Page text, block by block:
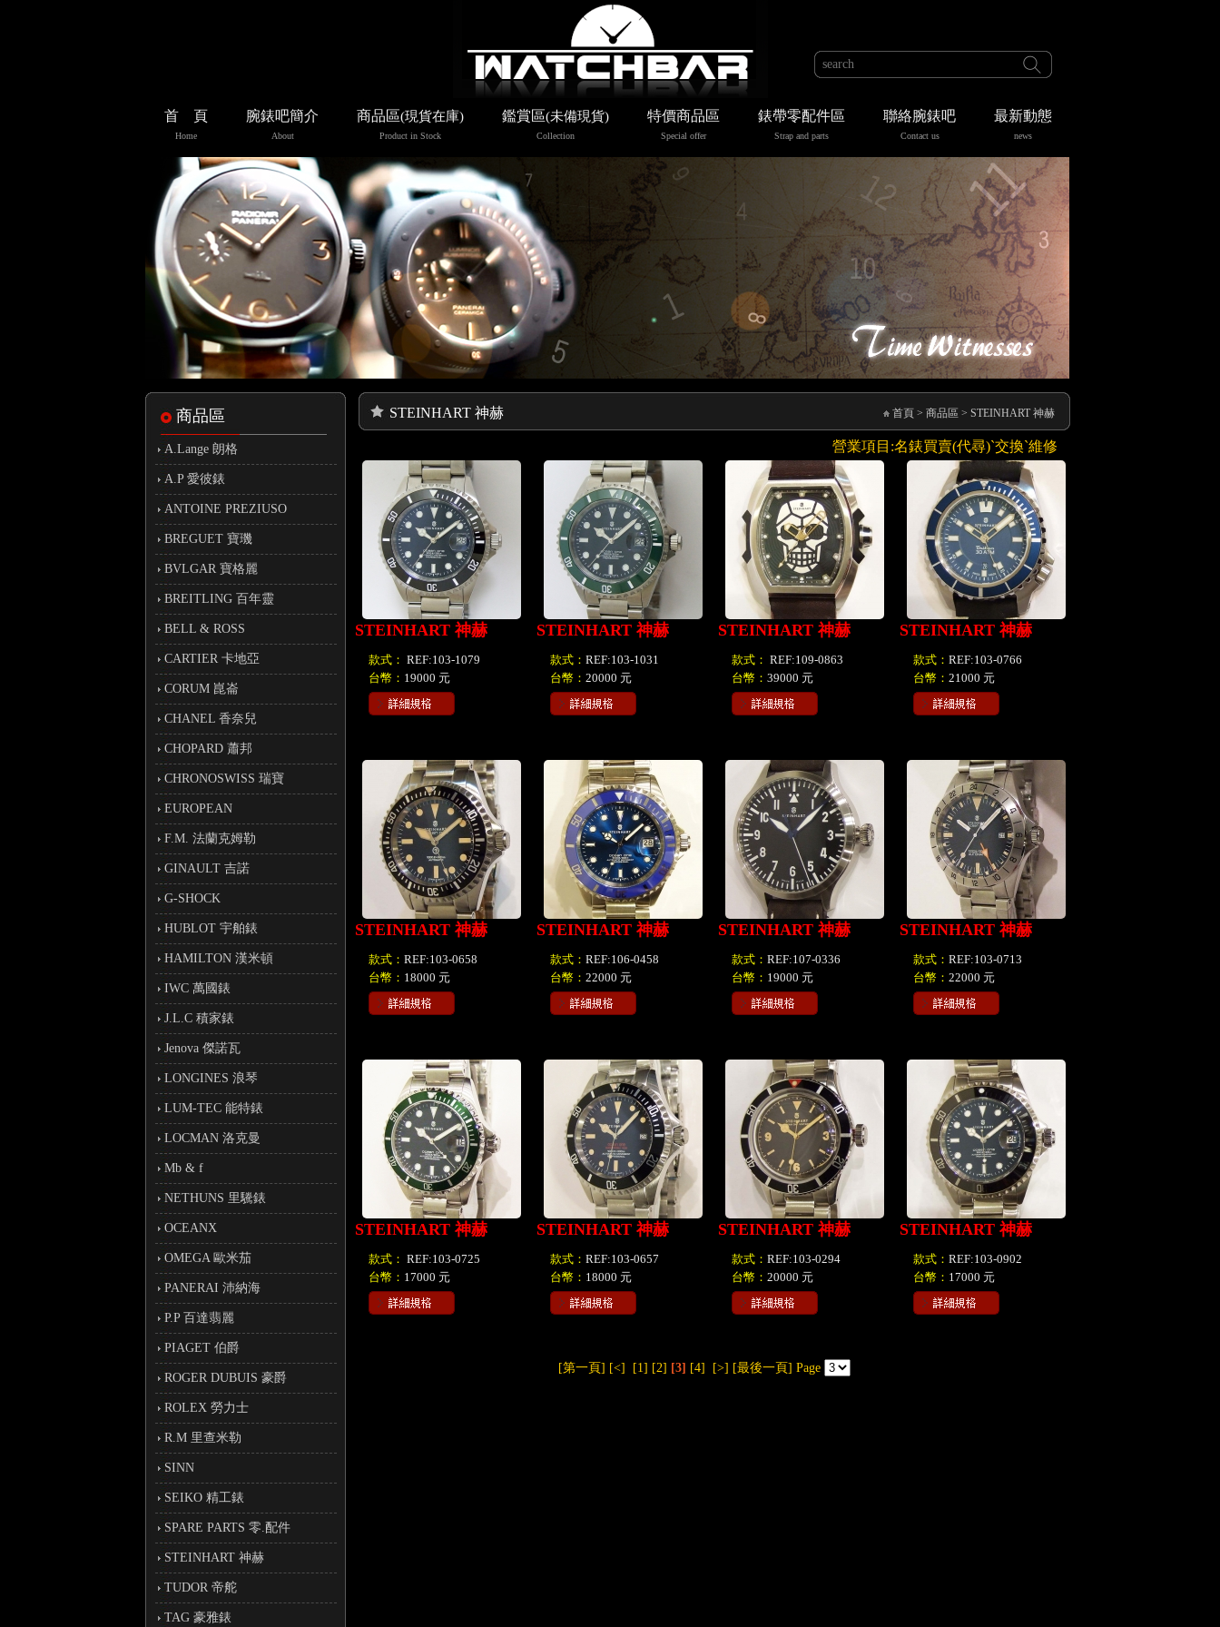
首 頁
Home
腕錶吧簡介
About
商品區(現貨在庫)
Product in Stock
鑑賞區(未備現貨)
Collection
特價商品區
Special offer
錶帶零配件區
Strap and parts
聯絡腕錶吧
Contact us
最新動態
news
商品區
A.Lange 朗格
A.P 愛彼錶
ANTOINE PREZIUSO
BREGUET 寶璣
BVLGAR 寶格麗
BREITLING 百年靈
BELL & ROSS
CARTIER 卡地亞
CORUM 崑崙
CHANEL 香奈兒
CHOPARD 蕭邦
CHRONOSWISS 瑞寶
EUROPEAN
F.M. 法蘭克姆勒
GINAULT 吉諾
G-SHOCK
HUBLOT 宇舶錶
HAMILTON 漢米頓
IWC 萬國錶
J.L.C 積家錶
Jenova 傑諾瓦
LONGINES 浪琴
LUM-TEC 能特錶
LOCMAN 洛克曼
Mb & f
NETHUNS 里驣錶
OCEANX
OMEGA 歐米茄
PANERAI 沛納海
P.P 百達翡麗
PIAGET 伯爵
ROGER DUBUIS 豪爵
ROLEX 勞力士
R.M 里查米勒
SINN
SEIKO 精工錶
SPARE PARTS 零.配件
STEINHART 神赫
TUDOR 帝舵
TAG 豪雅錶
STEINHART 神赫 首頁 > 商品區 > STEINHART 神赫
營業項目:名錶買賣(代尋)ˋ交換ˋ維修ˋ寄售,手錶周邊配件(錶帶)銷
STEINHART 神赫
款式： REF:103-1079
台幣： 19000 元
STEINHART 神赫
款式： REF:103-1031
台幣： 20000 元
STEINHART 神赫
款式： REF:109-0863
台幣： 39000 元
STEINHART 神赫
款式： REF:103-0766
台幣： 21000 元
STEINHART 神赫
款式： REF:103-0658
台幣： 18000 元
STEINHART 神赫
款式： REF:106-0458
台幣： 22000 元
STEINHART 神赫
款式： REF:107-0336
台幣： 19000 元
STEINHART 神赫
款式： REF:103-0713
台幣： 22000 元
STEINHART 神赫
款式： REF:103-0725
台幣： 17000 元
STEINHART 神赫
款式： REF:103-0657
台幣： 18000 元
STEINHART 神赫
款式： REF:103-0294
台幣： 20000 元
STEINHART 神赫
款式： REF:103-0902
台幣： 17000 元
[第一頁] [<] [1] [2] [3] [4] [>] [最後一頁] Page